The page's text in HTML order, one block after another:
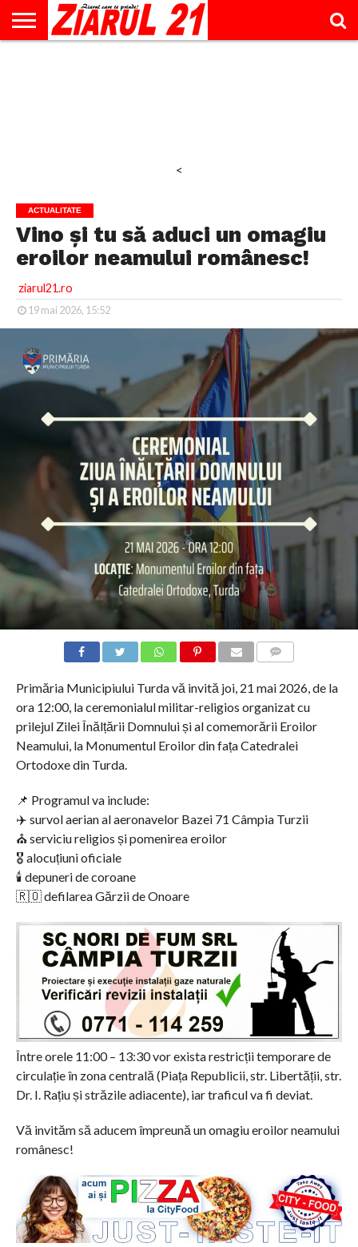
<
ACTUALITATE
Vino și tu să aduci un omagiu
eroilor neamului românesc!
ziarul21.ro
19 mai 2026, 15:52
Primăria Municipiului Turda vă invită joi, 21 mai 2026, de la
ora 12:00, la ceremonialul militar-religios organizat cu
prilejul Zilei Înălțării Domnului și al comemorării Eroilor
Neamului, la Monumentul Eroilor din fața Catedralei
Ortodoxe din Turda.
📌 Programul va include:
✈️ survol aerian al aeronavelor Bazei 71 Câmpia Turzii
⛪ serviciu religios și pomenirea eroilor
🎖️ alocuțiuni oficiale
🕯️ depuneri de coroane
🇷🇴 defilarea Gărzii de Onoare
Între orele 11:00 – 13:30 vor exista restricții temporare de
circulație în zona centrală (Piața Republicii, str. Libertății, str.
Dr. I. Rațiu și străzile adiacente), iar traficul va fi deviat.
Vă invităm să aducem împreună un omagiu eroilor neamului
românesc!